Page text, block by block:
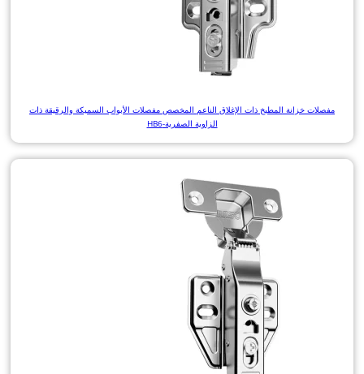
مفصلات خزانة المطبخ ذات الإغلاق الناعم المخصص مفصلات الأبواب السميكة والرقيقة ذات
الزاوية الصفرية-HB6